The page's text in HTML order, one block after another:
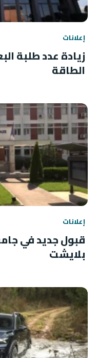
إعلانات
زيادة عدد طلبة
الطاقة
إعلانات
قبول جديد في
بلايشت